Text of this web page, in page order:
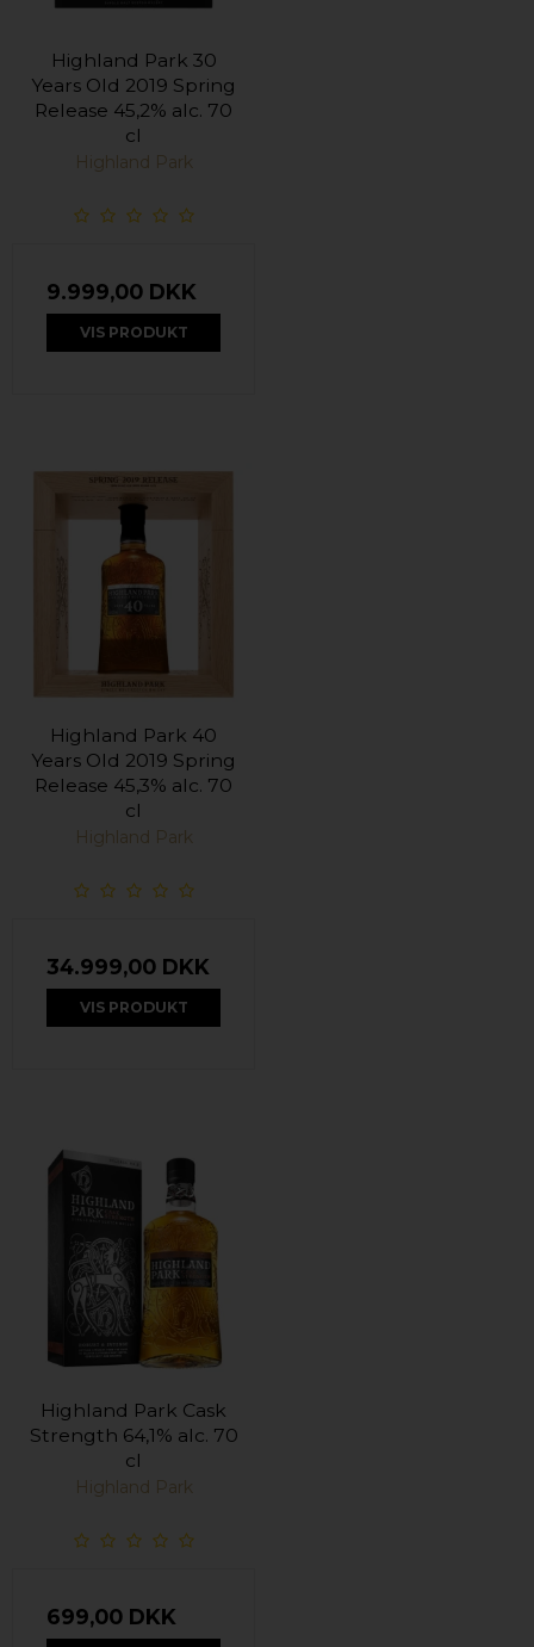
Highland Park 30
Years Old 2019 Spring
Release 45,2% alc. 70
cl
Highland Park
9.999,00 DKK
VIS PRODUKT
Highland Park 40
Years Old 2019 Spring
Release 45,3% alc. 70
cl
Highland Park
34.999,00 DKK
VIS PRODUKT
Highland Park Cask
Strength 64,1% alc. 70
cl
Highland Park
699,00 DKK